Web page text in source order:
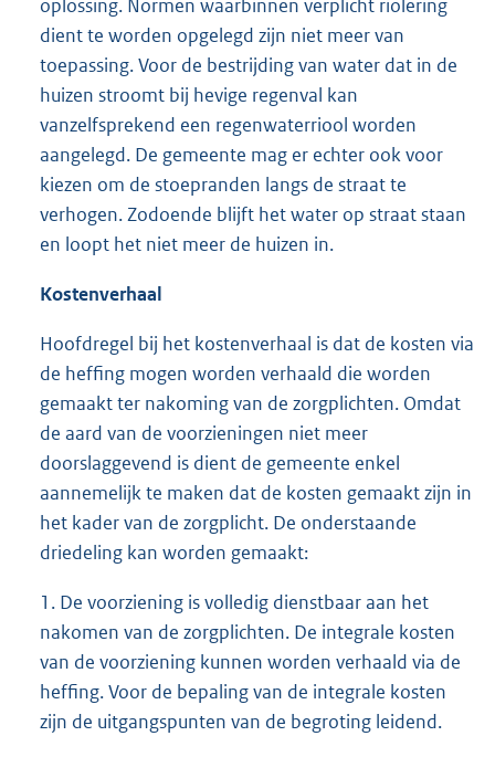
oplossing. Normen waarbinnen verplicht riolering
dient te worden opgelegd zijn niet meer van
toepassing. Voor de bestrijding van water dat in de
huizen stroomt bij hevige regenval kan
vanzelfsprekend een regenwaterriool worden
aangelegd. De gemeente mag er echter ook voor
kiezen om de stoepranden langs de straat te
verhogen. Zodoende blijft het water op straat staan
en loopt het niet meer de huizen in.
Kostenverhaal
Hoofdregel bij het kostenverhaal is dat de kosten via
de heffing mogen worden verhaald die worden
gemaakt ter nakoming van de zorgplichten. Omdat
de aard van de voorzieningen niet meer
doorslaggevend is dient de gemeente enkel
aannemelijk te maken dat de kosten gemaakt zijn in
het kader van de zorgplicht. De onderstaande
driedeling kan worden gemaakt:
1. De voorziening is volledig dienstbaar aan het
nakomen van de zorgplichten. De integrale kosten
van de voorziening kunnen worden verhaald via de
heffing. Voor de bepaling van de integrale kosten
zijn de uitgangspunten van de begroting leidend.